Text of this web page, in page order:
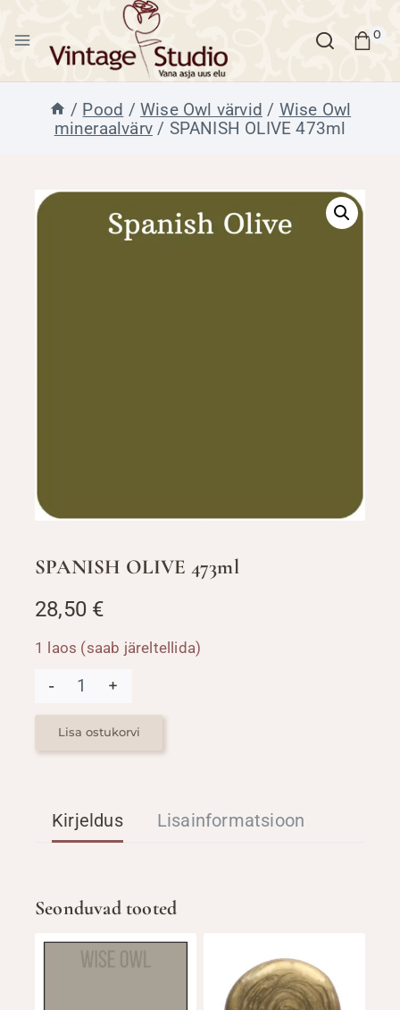
content
0
/ Pood / Wise Owl värvid / Wise Owl
mineraalvärv / SPANISH OLIVE 473ml
SPANISH OLIVE 473ml
28,50 €
1 laos (saab järeltellida)
SPANISH
OLIVE
473ml
kogus
Lisa ostukorvi
Kirjeldus Lisainformatsioon
Seonduvad tooted